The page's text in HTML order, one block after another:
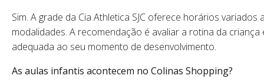
Sim. A grade da Cia Athletica SJC oferece horários
modalidades. A recomendação é avaliar a rotina da
adequada ao seu momento de desenvolvimento.
As aulas infantis acontecem no Colinas Shopping?